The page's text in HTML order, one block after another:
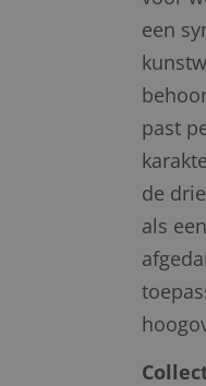
een
past
de
als